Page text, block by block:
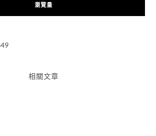
瀏覽量
相關文章